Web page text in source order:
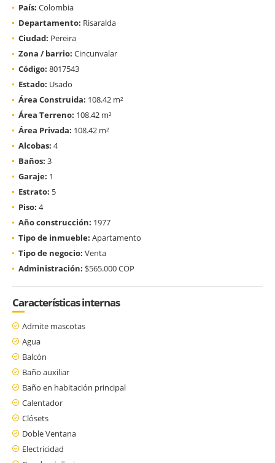
País: Colombia
Departamento: Risaralda
Ciudad: Pereira
Zona / barrio: Cincunvalar
Código: 8017543
Estado: Usado
Área Construida: 108.42 m²
Área Terreno: 108.42 m²
Área Privada: 108.42 m²
Alcobas: 4
Baños: 3
Garaje: 1
Estrato: 5
Piso: 4
Año construcción: 1977
Tipo de inmueble: Apartamento
Tipo de negocio: Venta
Administración: $565.000 COP
Características internas
Admite mascotas
Agua
Balcón
Baño auxiliar
Baño en habitación principal
Calentador
Clósets
Doble Ventana
Electricidad